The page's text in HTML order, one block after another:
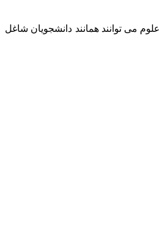
می توانند همانند دانشجویان شاغل